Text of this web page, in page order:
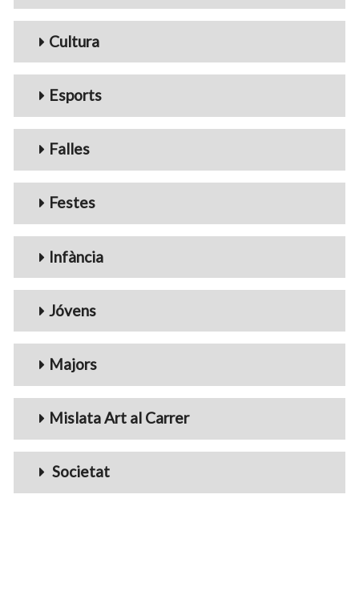
Cultura
Esports
Falles
Festes
Infància
Jóvens
Majors
Mislata Art al Carrer
Societat